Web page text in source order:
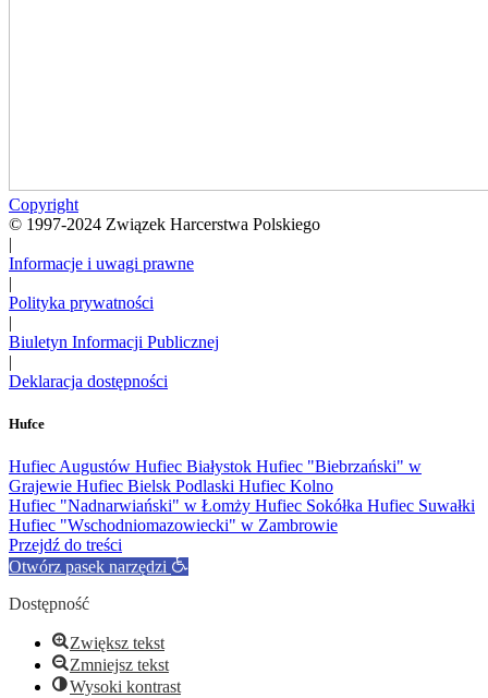
Copyright
© 1997-2024 Związek Harcerstwa Polskiego
|
Informacje i uwagi prawne
|
Polityka prywatności
|
Biuletyn Informacji Publicznej
|
Deklaracja dostępności
Hufce
Hufiec Augustów Hufiec Białystok Hufiec "Biebrzański" w
Grajewie Hufiec Bielsk Podlaski Hufiec Kolno
Hufiec "Nadnarwiański" w Łomży Hufiec Sokółka Hufiec Suwałki
Hufiec "Wschodniomazowiecki" w Zambrowie
Przejdź do treści
Otwórz pasek narzędzi
Dostępność
Zwiększ tekst
Zmniejsz tekst
Wysoki kontrast